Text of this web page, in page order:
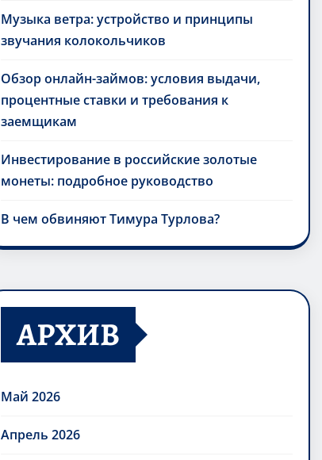
Музыка ветра: устройство и принципы
звучания колокольчиков
Обзор онлайн-займов: условия выдачи,
процентные ставки и требования к
заемщикам
Инвестирование в российские золотые
монеты: подробное руководство
В чем обвиняют Тимура Турлова?
АРХИВ
Май 2026
Апрель 2026